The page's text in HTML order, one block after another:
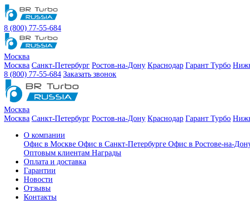
8 (800) 77-55-684
Москва
Москва Санкт-Петербург Ростов-на-Дону Краснодар Гарант Турбо
8 (800) 77-55-684 Заказать звонок
Москва
Москва Санкт-Петербург Ростов-на-Дону Краснодар Гарант Турбо
О компании
Офис в Москве Офис в Санкт-Петербурге Офис в Ростове-на-
Оптовым клиентам Награды
Оплата и доставка
Гарантии
Новости
Отзывы
Контакты